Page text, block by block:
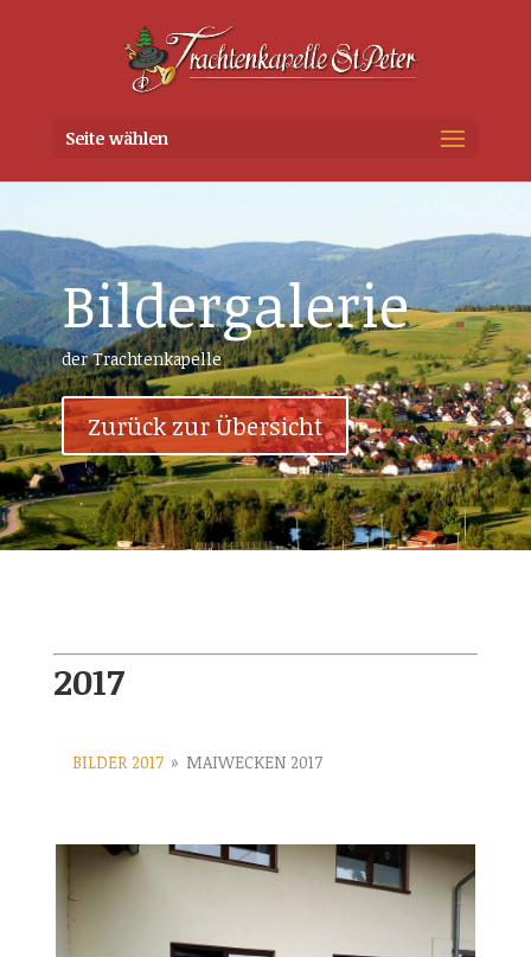
Seite wählen
Bildergalerie
der Trachtenkapelle
Zurück zur Übersicht
2017
BILDER 2017 » MAIWECKEN 2017